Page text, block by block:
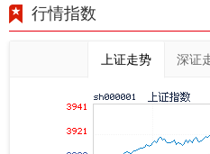
行情指数
上证走势 深证